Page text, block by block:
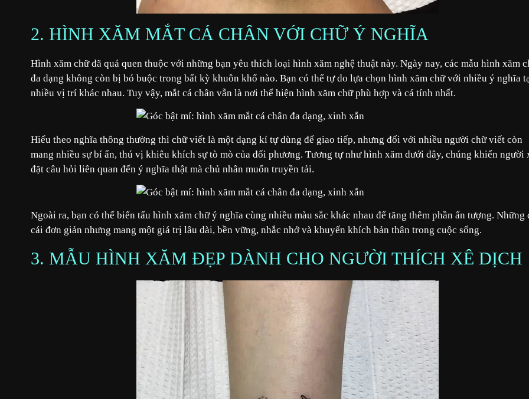
2. HÌNH XĂM MẮT CÁ CHÂN VỚI CHỮ Ý NGHĨA
Hình xăm chữ đã quá quen thuộc với những bạn yêu thích loại hình xăm nghệ thuật này. Ngày nay, các mẫu hình xăm
đa dạng không còn bị bó buộc trong bất kỳ khuôn khổ nào. Bạn có thể tự do lựa chọn hình xăm chữ với nhiều ý nghĩa
nhiều vị trí khác nhau. Tuy vậy, mắt cá chân vẫn là nơi thể hiện hình xăm chữ phù hợp và cá tính nhất.
Hiểu theo nghĩa thông thường thì chữ viết là một dạng kí tự dùng để giao tiếp, nhưng đối với nhiều người chữ viết còn
mang nhiều sự bí ẩn, thú vị khiêu khích sự tò mò của đối phương. Tương tự như hình xăm dưới đây, chúng khiến người
đặt câu hỏi liên quan đến ý nghĩa thật mà chủ nhân muốn truyền tải.
Ngoài ra, bạn có thể biến tấu hình xăm chữ ý nghĩa cùng nhiều màu sắc khác nhau để tăng thêm phần ấn tượng. Những
cái đơn giản nhưng mang một giá trị lâu dài, bền vững, nhắc nhở và khuyến khích bản thân trong cuộc sống.
3. MẪU HÌNH XĂM ĐẸP DÀNH CHO NGƯỜI THÍCH XÊ DỊCH